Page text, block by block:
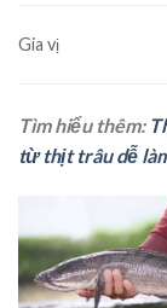
Gia vị
Tìm hiểu thêm:
từ thịt trâu dễ